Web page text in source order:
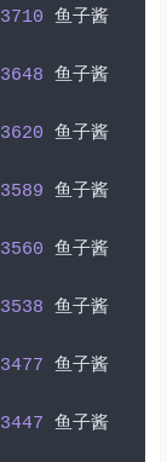
3710 鱼子酱
3648 鱼子酱
3620 鱼子酱
3589 鱼子酱
3560 鱼子酱
3538 鱼子酱
3477 鱼子酱
3447 鱼子酱